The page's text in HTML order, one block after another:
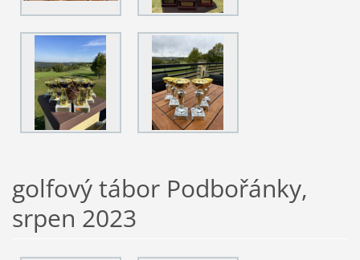
golfový tábor Podbořánky,
srpen 2023